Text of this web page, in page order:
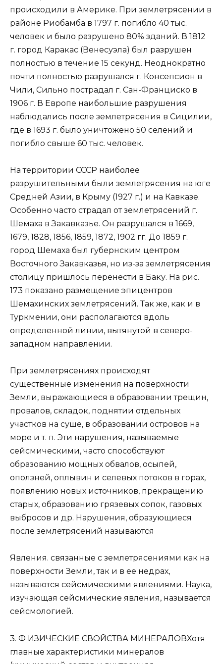
происходили в Америке. При землетрясении в
районе Риобамба в 1797 г. погибло 40 тыс.
человек и было разрушено 80% зданий. В 1812
г. город Каракас (Венесуэла) был разрушен
полностью в течение 15 секунд. Неоднократно
почти полностью разрушался г. Консепсион в
Чили, Сильно пострадал г. Сан-Франциско в
1906 г. В Европе наибольшие разрушения
наблюдались после землетрясения в Сицилии,
где в 1693 г. было уничтожено 50 селений и
погибло свыше 60 тыс. человек.
На территории СССР наиболее
разрушительными были землетрясения на юге
Средней Азии, в Крыму (1927 г.) и на Кавказе.
Особенно часто страдал от землетрясений г.
Шемаха в Закавказье. Он разрушался в 1669,
1679, 1828, 1856, 1859, 1872, 1902 гг. До 1859 г.
город Шемаха был губернским центром
Восточного Закавказья, но из-за землетрясения
столицу пришлось перенести в Баку. На рис.
173 показано размещение эпицентров
Шемахинских землетрясений. Так же, как и в
Туркмении, они располагаются вдоль
определенной линии, вытянутой в северо-
западном направлении.
При землетрясениях происходят
существенные изменения на поверхности
Земли, выражающиеся в образовании трещин,
провалов, складок, поднятии отдельных
участков на суше, в образовании островов на
море и т. п. Эти нарушения, называемые
сейсмическими, часто способствуют
образованию мощных обвалов, осыпей,
оползней, оплывин и селевых потоков в горах,
появлению новых источников, прекращению
старых, образованию грязевых сопок, газовых
выбросов и др. Нарушения, образующиеся
после землетрясений называются
Явления. связанные с землетрясениями как на
поверхности Земли, так и в ее недрах,
называются сейсмическими явлениями. Наука,
изучающая сейсмические явления, называется
сейсмологией.
3. Ф ИЗИЧЕСКИЕ СВОЙСТВА МИНЕРАЛОВХотя
главные характеристики минералов